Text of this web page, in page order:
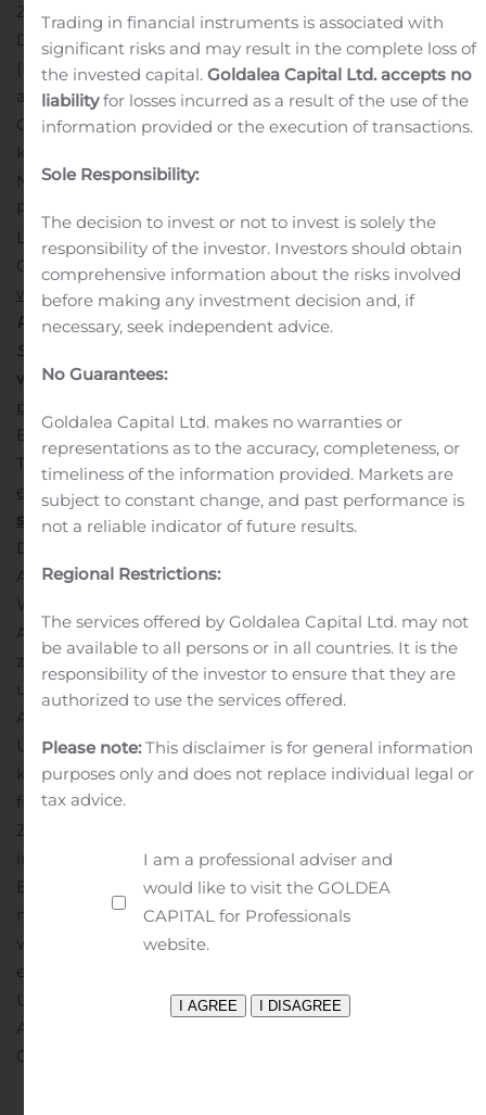
Zulassungsstudie bei Patienten mit DMD getestet wird.
Die klinische Pipeline umfasst auch Lonodelestat
(POL6014) zur Behandlung von Mukoviszidose (CF) und
anderen neutrophilen Lungenerkrankungen sowie
Omigapil und einen explorativen Gentherapieansatz für
kongenitale Muskeldystrophien. Santhera hat die Ex-
Nordamerika-Rechte an seinem ersten zugelassenen
Produkt, Raxone® (Idebenon), zur Behandlung von
Leber hereditärer Optikusneuropathie (LHON) an Chiesi
Group lizenziert. Weitere Informationen unter
www.santhera.com.
Puldysa® und Raxone® sind eingetragene Marken von
Santhera Pharmaceuticals.
wenden Sie sich bitte an:
public-relations@santhera.com
Eva Kalias, Head External Communications
Tel.: +41 79 875 27 80
eva.kalias@santhera.com
Disclaimer / Forward-looking
statements
Diese Mitteilung stellt weder ein Angebot noch eine
Aufforderung zur Zeichnung oder zum Kauf von
Wertpapieren der Santhera Pharmaceuticals Holding
AG dar. Diese Publikation kann bestimmte
zukunftsgerichtete Aussagen über das Unternehmen
und seine Geschäftsaktivitäten enthalten. Solche
Aussagen beinhalten bestimmte Risiken,
Unsicherheiten und andere Faktoren, die dazu führen
können, dass die tatsächlichen Ergebnisse, die
finanzielle Lage, der Leistungsausweis oder die
Zielerreichung des Unternehmens wesentlich von den
in diesen Aussagen ausgedrückten oder implizierten
Erwartungen abweichen. Die Leser sollten sich daher
nicht in unangemessener Weise auf diese Aussagen
verlassen, insbesondere nicht im Zusammenhang mit
einer Vertrags- oder Investitionsentscheidung. Das
Unternehmen lehnt jede Verpflichtung zur
Aktualisierung dieser Aussagen ab.
08 11_CapIncreaseFinancings_d_final
Trading in financial instruments is associated with
significant risks and may result in the complete loss of
the invested capital.Goldalea Capital Ltd. accepts no
liabilityfor losses incurred as a result of the use of the
information provided or the execution of transactions.
Sole Responsibility:
The decision to invest or not to invest is solely the
responsibility of the investor. Investors should obtain
comprehensive information about the risks involved
before making any investment decision and, if
necessary, seek independent advice.
No Guarantees:
Goldalea Capital Ltd. makes no warranties or
representations as to the accuracy, completeness, or
timeliness of the information provided. Markets are
subject to constant change, and past performance is
not a reliable indicator of future results.
Regional Restrictions:
The services offered by Goldalea Capital Ltd. may not
be available to all persons or in all countries. It is the
responsibility of the investor to ensure that they are
authorized to use the services offered.
Please note:This disclaimer is for general information
purposes only and does not replace individual legal or
tax advice.
I am a professional adviser and
would like to visit the GOLDEA
CAPITAL for Professionals
website.